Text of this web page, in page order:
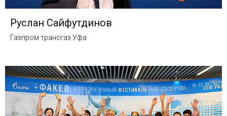
Руслан Сайфутдинов
Газпром трансгаз Уфа